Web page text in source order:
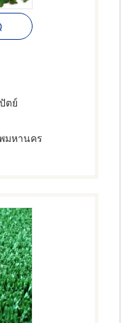
ตย์
มหานคร